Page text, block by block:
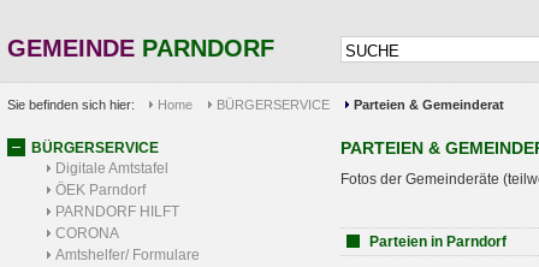
GEMEINDE PARNDORF
Sie befinden sich hier: Home BÜRGERSERVICE Parteien & Gemeinderat
BÜRGERSERVICE
Digitale Amtstafel
ÖEK Parndorf
PARNDORF HILFT
CORONA
Amtshelfer/ Formulare
PARTEIEN &
Fotos der Gemeinderäte
Parteien in Parndorf